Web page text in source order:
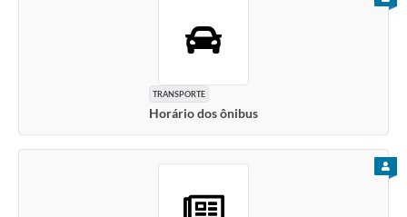
TRANSPORTE
Horário dos ônibus